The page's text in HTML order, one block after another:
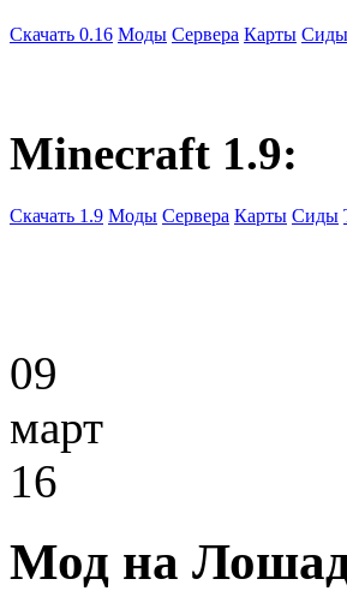
Скачать 0.16 Моды Сервера Карты Сиды
Minecraft 1.9:
Скачать 1.9 Моды Сервера Карты Сиды
09
март
16
Мод на